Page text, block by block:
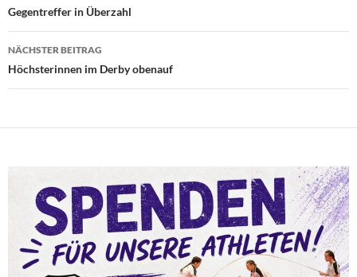
Gegentreffer in Überzahl
NÄCHSTER BEITRAG
Höchsterinnen im Derby obenauf